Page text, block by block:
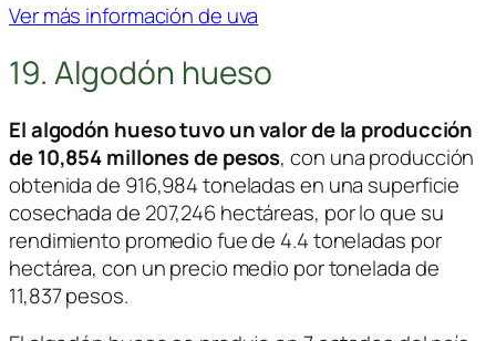
Ver más información de uva
19. Algodón hueso
El algodón hueso tuvo un valor de la producción
de 10,854 millones de pesos, con una producción
obtenida de 916,984 toneladas en una superficie
cosechada de 207,246 hectáreas, por lo que su
rendimiento promedio fue de 4.4 toneladas por
hectárea, con un precio medio por tonelada de
11,837 pesos.